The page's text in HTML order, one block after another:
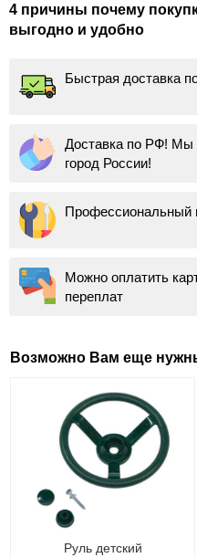
4 причины почему
выгодно и удобно
Быстрая доставка
Доставка по РФ! Мы
город России!
Профессиональный
Можно оплатить
переплат
Возможно Вам еще
Руль детский